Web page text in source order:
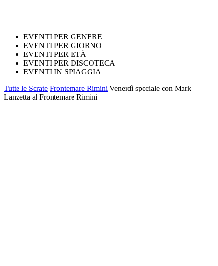
EVENTI PER GENERE
EVENTI PER GIORNO
EVENTI PER ETÀ
EVENTI PER DISCOTECA
EVENTI IN SPIAGGIA
Tutte le Serate Frontemare Rimini Venerdì speciale con Mark
Lanzetta al Frontemare Rimini